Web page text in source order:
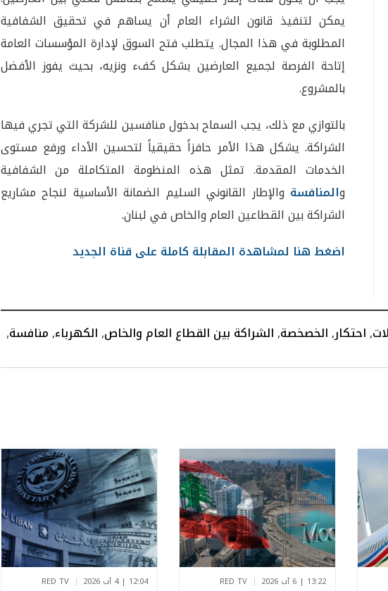
يمكن لتنفيذ قانون الشراء العام أن يساهم في تحقيق الشفافية
المطلوبة في هذا المجال. يتطلب فتح السوق لإدارة المؤسسات العامة
إتاحة الفرصة لجميع العارضين بشكل كفء ونزيه، بحيث يفوز الأفضل
بالمشروع.
بالتوازي مع ذلك، يجب السماح بدخول منافسين للشركة التي تجري فيها
الشراكة. يشكل هذا الأمر حافزاً حقيقياً لتحسين الأداء ورفع مستوى
الخدمات المقدمة. تمثل هذه المنظومة المتكاملة من الشفافية
والمنافسة والإطار القانوني السليم الضمانة الأساسية لنجاح مشاريع
الشراكة بين القطاعين العام والخاص في لبنان.
اضغط هنا لمشاهدة المقابلة كاملة على قناة الجديد
,احتكار,الخصخصة,الشراكة بين القطاع العام والخاص,الكهرباء,منافسة,
13:22 | 6 آب 2026 RED TV 12:04 | 4 آب 2026 RED TV